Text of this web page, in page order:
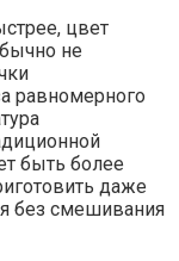
цвет
не
равномерного
быть более
даже
без смешивания